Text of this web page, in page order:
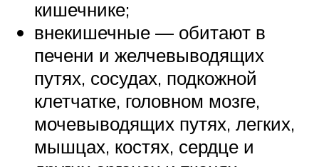
кишечнике;
внекишечные — обитают в
печени и желчевыводящих
путях, сосудах, подкожной
клетчатке, головном мозге,
мочевыводящих путях, легких,
мышцах, костях, сердце и